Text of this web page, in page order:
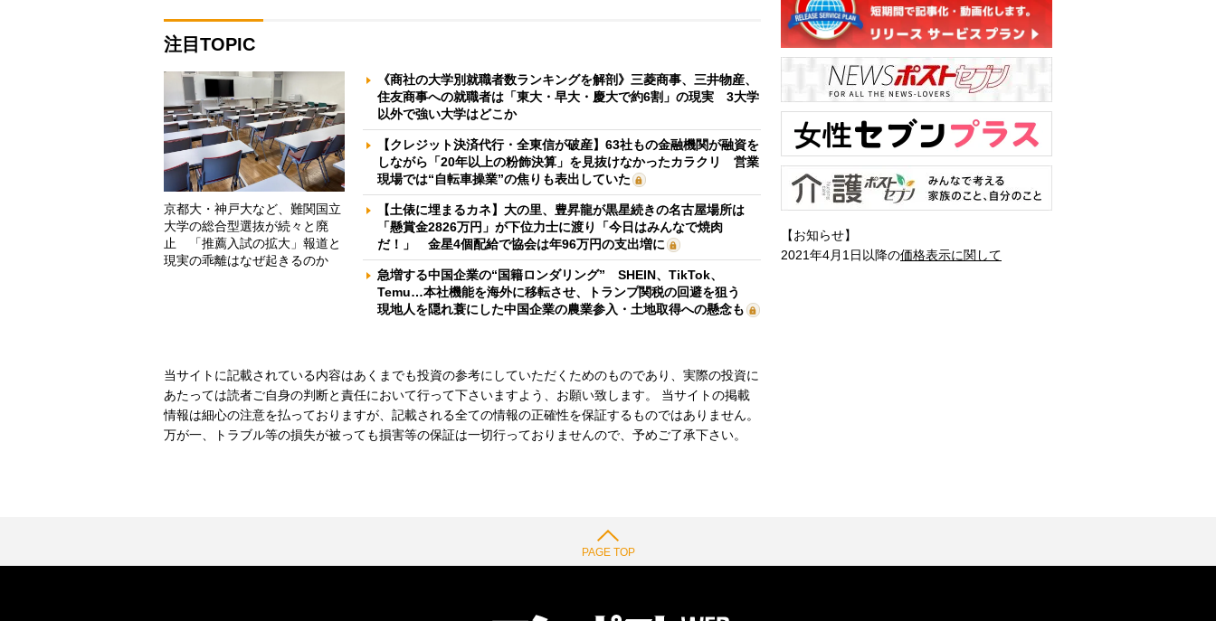
注目TOPIC
京都大・神戸大など、難関国立
大学の総合型選抜が続々と廃
止 「推薦入試の拡大」報道と
現実の乖離はなぜ起きるのか
《商社の大学別就職者数ランキングを解剖》三菱商事、三井物産、
住友商事への就職者は「東大・早大・慶大で約6割」の現実 3大学
以外で強い大学はどこか
【クレジット決済代行・全東信が破産】63社もの金融機関が融資を
しながら「20年以上の粉飾決算」を見抜けなかったカラクリ 営業
現場では“自転車操業”の焦りも表出していた
【土俵に埋まるカネ】大の里、豊昇龍が黒星続きの名古屋場所は
「懸賞金2826万円」が下位力士に渡り「今日はみんなで焼肉
だ！」 金星4個配給で協会は年96万円の支出増に
急増する中国企業の“国籍ロンダリング” SHEIN、TikTok、
Temu…本社機能を海外に移転させ、トランプ関税の回避を狙う
現地人を隠れ蓑にした中国企業の農業参入・土地取得への懸念も
当サイトに記載されている内容はあくまでも投資の参考にしていただくためのものであり、実際の投資に
あたっては読者ご自身の判断と責任において行って下さいますよう、お願い致します。 当サイトの掲載
情報は細心の注意を払っておりますが、記載される全ての情報の正確性を保証するものではありません。
万が一、トラブル等の損失が被っても損害等の保証は一切行っておりませんので、予めご了承下さい。
【お知らせ】
2021年4月1日以降の価格表示に関して
PAGE TOP